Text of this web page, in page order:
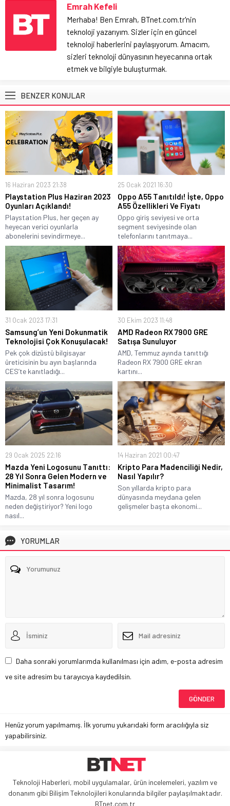
Emrah Kefeli
Merhaba! Ben Emrah, BTnet.com.tr'nin
teknoloji yazarıyım. Sizler için en güncel
teknoloji haberlerini paylaşıyorum. Amacım,
sizleri teknoloji dünyasının heyecanına ortak
etmek ve bilgiyle buluşturmak.
BENZER KONULAR
16 Haziran 2023 21:38
Playstation Plus Haziran 2023
Oyunları Açıklandı!
Playstation Plus, her geçen ay
heyecan verici oyunlarla
abonelerini sevindirmeye...
25 Ocak 2021 16:30
Oppo A55 Tanıtıldı! İşte, Oppo
A55 Özellikleri Ve Fiyatı
Oppo giriş seviyesi ve orta
segment seviyesinde olan
telefonlarını tanıtmaya...
31 Ocak 2023 17:31
Samsung’un Yeni Dokunmatik
Teknolojisi Çok Konuşulacak!
Pek çok dizüstü bilgisayar
üreticisinin bu ayın başlarında
CES’te kanıtladığı...
30 Ekim 2023 11:48
AMD Radeon RX 7900 GRE
Satışa Sunuluyor
AMD, Temmuz ayında tanıttığı
Radeon RX 7900 GRE ekran
kartını...
29 Ocak 2025 22:16
Mazda Yeni Logosunu Tanıttı:
28 Yıl Sonra Gelen Modern ve
Minimalist Tasarım!
Mazda, 28 yıl sonra logosunu
neden değiştiriyor? Yeni logo
nasıl...
14 Haziran 2021 00:47
Kripto Para Madenciliği Nedir,
Nasıl Yapılır?
Son yıllarda kripto para
dünyasında meydana gelen
gelişmeler başta ekonomi...
YORUMLAR
Daha sonraki yorumlarımda kullanılması için adım, e-posta adresim
ve site adresim bu tarayıcıya kaydedilsin.
Henüz yorum yapılmamış. İlk yorumu yukarıdaki form aracılığıyla siz
yapabilirsiniz.
Teknoloji Haberleri, mobil uygulamalar, ürün incelemeleri, yazılım ve
donanım gibi Bilişim Teknolojileri konularında bilgiler paylaşılmaktadır.
BTnet.com.tr